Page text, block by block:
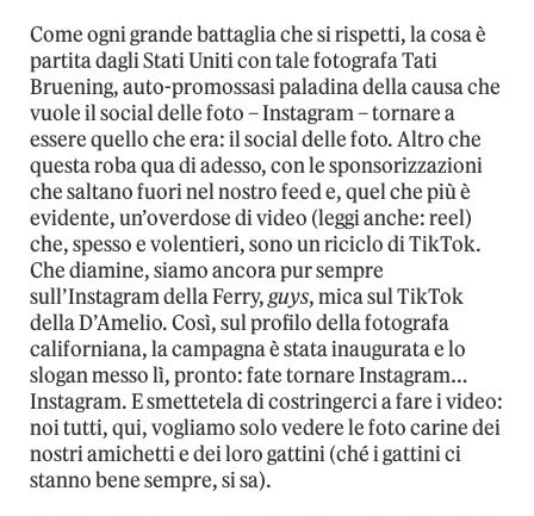
Come ogni grande battaglia che si rispetti, la cosa è
partita dagli Stati Uniti con tale fotografa Tati
Bruening, auto-promossasi paladina della causa che
vuole il social delle foto – Instagram – tornare a
essere quello che era: il social delle foto. Altro che
questa roba qua di adesso, con le sponsorizzazioni
che saltano fuori nel nostro feed e, quel che più è
evidente, un’overdose di video (leggi anche: reel)
che, spesso e volentieri, sono un riciclo di TikTok.
Che diamine, siamo ancora pur sempre
sull’Instagram della Ferry,guys, mica sul TikTok
della D’Amelio. Così, sul profilo della fotografa
californiana, la campagna è stata inaugurata e lo
slogan messo lì, pronto: fate tornare Instagram…
Instagram. E smettetela di costringerci a fare i video:
noi tutti, qui, vogliamo solo vedere le foto carine dei
nostri amichetti e dei loro gattini (ché i gattini ci
stanno bene sempre, si sa).